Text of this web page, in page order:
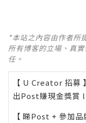
*本站之內容由作者所
所有博客的立場、真
任。
【 U Creator 招募 】
出Post賺現金獎賞 l
【 睇Post + 參加品